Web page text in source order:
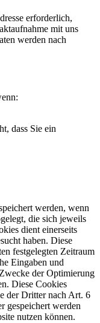
erforderlich,
mit uns
werden nach
dass Sie ein
werden, wenn
die sich jeweils
dient einerseits
haben. Diese
festgelegten Zeitraum
Eingaben und
der Optimierung
Diese Cookies
der Dritter nach Art. 6
gespeichert werden
nutzen können.